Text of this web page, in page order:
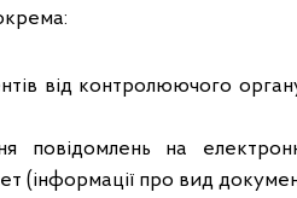
від контролюючого
повідомлень на
(інформації про вид